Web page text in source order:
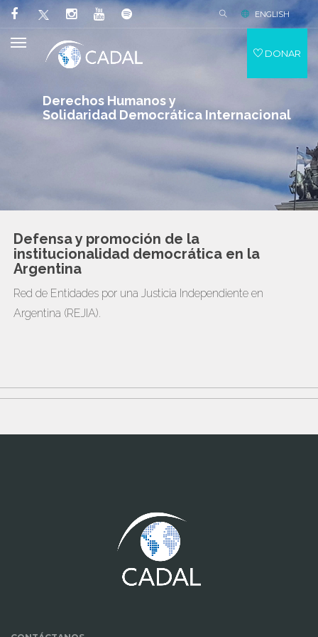
Derechos Humanos y
Solidaridad Democrática Internacional
ENGLISH
DONAR
Defensa y promoción de la
institucionalidad democrática en la
Argentina
Red de Entidades por una Justicia Independiente en
Argentina (REJIA).